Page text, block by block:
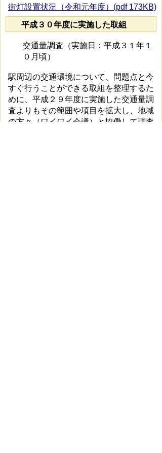
街灯設置状況（令和元年度）(pdf 173KB)
平成３０年度に実施した取組
交通量調査（実施日：平成３１年１
０月頃）
駅周辺の交通環境について、問題点と今
すぐ行うことができる取組を整理するた
めに、平成２９年度に実施した交通量調
査よりもその範囲や項目を拡大し、地域
の方々（ワイワイ会議）と協働して調査